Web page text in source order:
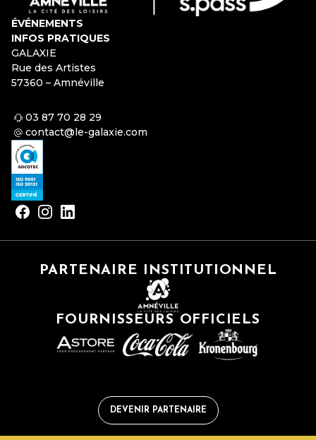
ÉVÉNEMENTS
INFOS PRATIQUES
GALAXIE
Rue des Artistes
57360 – Amnéville
03 87 70 28 29
contact@le-galaxie.com
PARTENAIRE INSTITUTIONNEL
FOURNISSEURS OFFICIELS
DEVENIR PARTENAIRE